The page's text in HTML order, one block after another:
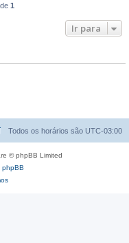
de 1
Ir para
Todos os horários são UTC-03:00
© phpBB Limited
phpBB